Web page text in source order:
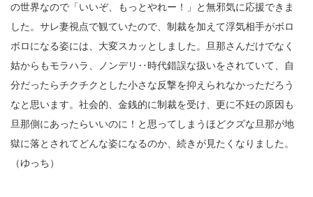
の世界なので「いいぞ、もっとやれー！」と無邪気に応援できま
した。サレ妻視点で観ていたので、制裁を加えて浮気相手がボロ
ボロになる姿には、大変スカッとしました。旦那さんだけでなく
姑からもモラハラ、ノンデリ‥時代錯誤な扱いをされていて、自
分だったらチクチクとした小さな反撃を抑えられなかっただろう
なと思います。社会的、金銭的に制裁を受け、更に不妊の原因も
旦那側にあったらいいのに！と思ってしまうほどクズな旦那が地
獄に落とされてどんな姿になるのか、続きが見たくなりました。
（ゆっち）